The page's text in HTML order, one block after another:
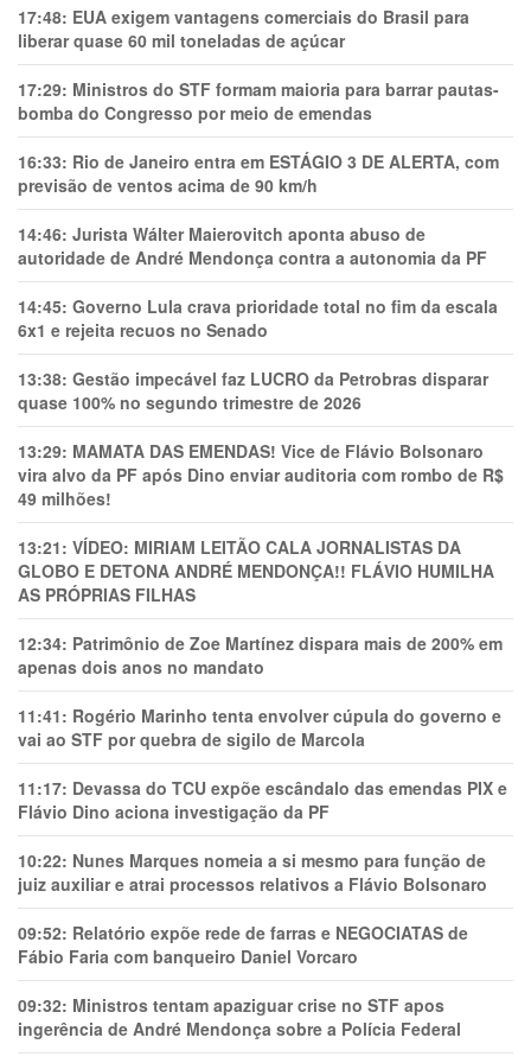
17:48: EUA exigem vantagens comerciais do Brasil para
liberar quase 60 mil toneladas de açúcar
17:29: Ministros do STF formam maioria para barrar pautas-
bomba do Congresso por meio de emendas
16:33: Rio de Janeiro entra em ESTÁGIO 3 DE ALERTA, com
previsão de ventos acima de 90 km/h
14:46: Jurista Wálter Maierovitch aponta abuso de
autoridade de André Mendonça contra a autonomia da PF
14:45: Governo Lula crava prioridade total no fim da escala
6x1 e rejeita recuos no Senado
13:38: Gestão impecável faz LUCRO da Petrobras disparar
quase 100% no segundo trimestre de 2026
13:29: MAMATA DAS EMENDAS! Vice de Flávio Bolsonaro
vira alvo da PF após Dino enviar auditoria com rombo de R$
49 milhões!
13:21: VÍDEO: MIRIAM LEITÃO CALA JORNALISTAS DA
GLOBO E DETONA ANDRÉ MENDONÇA!! FLÁVIO HUMILHA
AS PRÓPRIAS FILHAS
12:34: Patrimônio de Zoe Martínez dispara mais de 200% em
apenas dois anos no mandato
11:41: Rogério Marinho tenta envolver cúpula do governo e
vai ao STF por quebra de sigilo de Marcola
11:17: Devassa do TCU expõe escândalo das emendas PIX e
Flávio Dino aciona investigação da PF
10:22: Nunes Marques nomeia a si mesmo para função de
juiz auxiliar e atrai processos relativos a Flávio Bolsonaro
09:52: Relatório expõe rede de farras e NEGOCIATAS de
Fábio Faria com banqueiro Daniel Vorcaro
09:32: Ministros tentam apaziguar crise no STF apos
ingerência de André Mendonça sobre a Polícia Federal